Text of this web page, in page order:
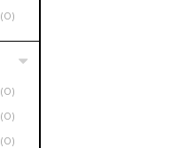
(0)
(0)
(0)
(0)